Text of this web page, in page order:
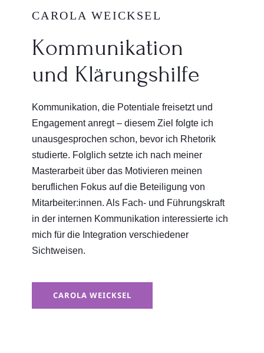
CAROLA WEICKSEL
Kommunikation
und Klärungshilfe
Kommunikation, die Potentiale freisetzt und
Engagement anregt – diesem Ziel folgte ich
unausgesprochen schon, bevor ich Rhetorik
studierte. Folglich setzte ich nach meiner
Masterarbeit über das Motivieren meinen
beruflichen Fokus auf die Beteiligung von
Mitarbeiter:innen. Als Fach- und Führungskraft
in der internen Kommunikation interessierte ich
mich für die Integration verschiedener
Sichtweisen.
CAROLA WEICKSEL